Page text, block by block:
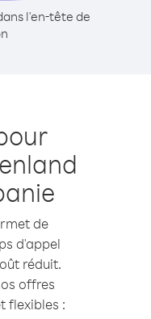
l'en-tête de
de
d'appel
réduit.
offres
flexibles :